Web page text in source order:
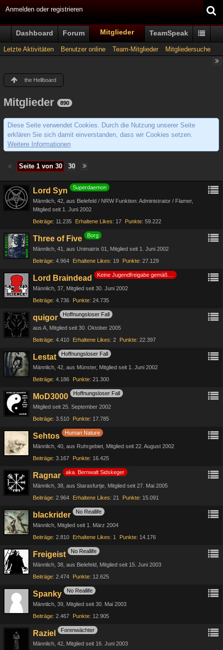
Anmelden oder registrieren
Dashboard Forum Mitglieder TeamSpeak
Letzte Aktivitäten Benutzer online Team-Mitglieder Mitgliedersuche
the Hellboard
Mitglieder 890
Diese Seite verwendet Cookies. Durch die Nutzung unserer Seite
erklären Sie sich damit einverstanden, dass wir Cookies setzen.
Weitere Informationen
Seite 1 von 30 30
Lord Syn Superdaemon
Männlich 42 aus Bielefeld / NRW Funktion: Administrator / Flamer
Mitglied seit 1. Juni 2002
Beiträge 11.235 Erhaltene Likes 17 Punkte 59.222
Three of Five Borg
Männlich 41 aus Unimatrix 01
Mitglied seit 1. Juni 2002
Beiträge 4.964 Erhaltene Likes 19 Punkte 27.129
Lord Braindead
Männlich 37 Mitglied seit 30. Juni 2002
Beiträge 4.736 Punkte 24.735
quigor Hoffnungsloser Fall
aus A Mitglied seit 30. Oktober 2005
Beiträge 4.410 Erhaltene Likes 2 Punkte 22.397
Lestat Hoffnungsloser Fall
Männlich 42 aus Münster Mitglied seit 1. Juni 2002
Beiträge 4.186 Punkte 21.300
MoD3000 Hoffnungsloser Fall
Mitglied seit 25. September 2002
Beiträge 3.510 Punkte 17.785
Sehtos Human Nature
Männlich 40 aus Ruhrgebiet Mitglied seit 22. August 2002
Beiträge 3.167 Punkte 16.425
Ragnar aka. Bernwalt Sidskeger
Männlich 38 aus Starasfurtje Mitglied seit 27. Mai 2005
Beiträge 2.964 Erhaltene Likes 21 Punkte 15.091
blackrider No Reallife
Männlich Mitglied seit 1. März 2004
Beiträge 2.810 Erhaltene Likes 1 Punkte 14.176
Freigeist No Reallife
Männlich 38 aus Bielefeld Mitglied seit 15. Juni 2003
Beiträge 2.474 Punkte 12.625
Spanky No Reallife
Männlich 39 Mitglied seit 30. Mai 2003
Beiträge 2.467 Punkte 12.905
Raziel Forenwächter
Männlich 42 Mitglied seit 16. Juni 2003